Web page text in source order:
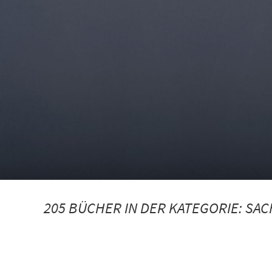
205 BÜCHER IN DER KATEGORIE: